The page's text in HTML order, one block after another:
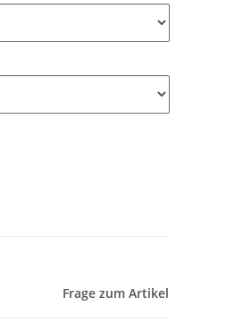
Frage zum Artikel